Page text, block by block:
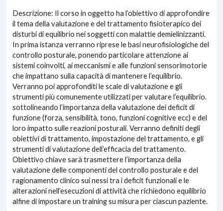
Descrizione: Il corso in oggetto ha l’obiettivo di approfondire
il tema della valutazione e del trattamento fisioterapico dei
disturbi di equilibrio nei soggetti con malattie demielinizzanti.
In prima istanza verranno riprese le basi neurofisiologiche del
controllo posturale, ponendo particolare attenzione ai
sistemi coinvolti, ai meccanismi e alle funzioni sensorimotorie
che impattano sulla capacità di mantenere l’equilibrio.
Verranno poi approfonditi le scale di valutazione e gli
strumenti più comunemente utilizzati per valutare l’equilibrio.
sottolineando l’importanza della valutazione dei deficit di
funzione (forza, sensibilità, tono, funzioni cognitive ecc) e del
loro impatto sulle reazioni posturali. Verranno definiti degli
obiettivi di trattamento, impostazione del trattamento, e gli
strumenti di valutazione dell’efficacia del trattamento.
Obiettivo chiave sarà trasmettere l’importanza della
valutazione delle componenti del controllo posturale e del
ragionamento clinico sui nessi tra i deficit funzionali e le
alterazioni nell’esecuzioni di attività che richiedono equilibrio
alfine di impostare un training su misura per ciascun paziente.